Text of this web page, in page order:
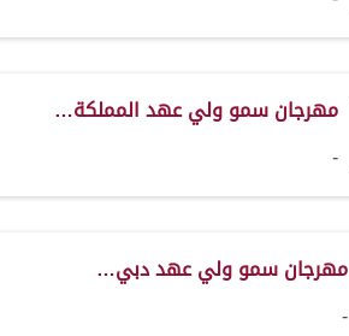
مهرجان سمو ولي عهد المملكة…
-
مهرجان سمو ولي عهد دبي…
-